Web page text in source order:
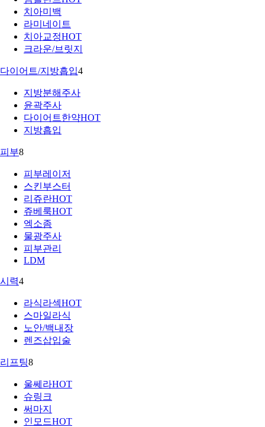
치아미백
라미네이트
치아교정HOT
크라운/브릿지
다이어트/지방흡입4
지방분해주사
윤곽주사
다이어트한약HOT
지방흡입
피부8
피부레이저
스킨부스터
리쥬란HOT
쥬베룩HOT
엑소좀
물광주사
피부관리
LDM
시력4
라식라섹HOT
스마일라식
노안/백내장
렌즈삽입술
리프팅8
울쎄라HOT
슈링크
써마지
인모드HOT